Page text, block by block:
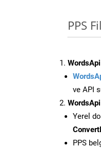
PPS
ve API
Yerel
PPS